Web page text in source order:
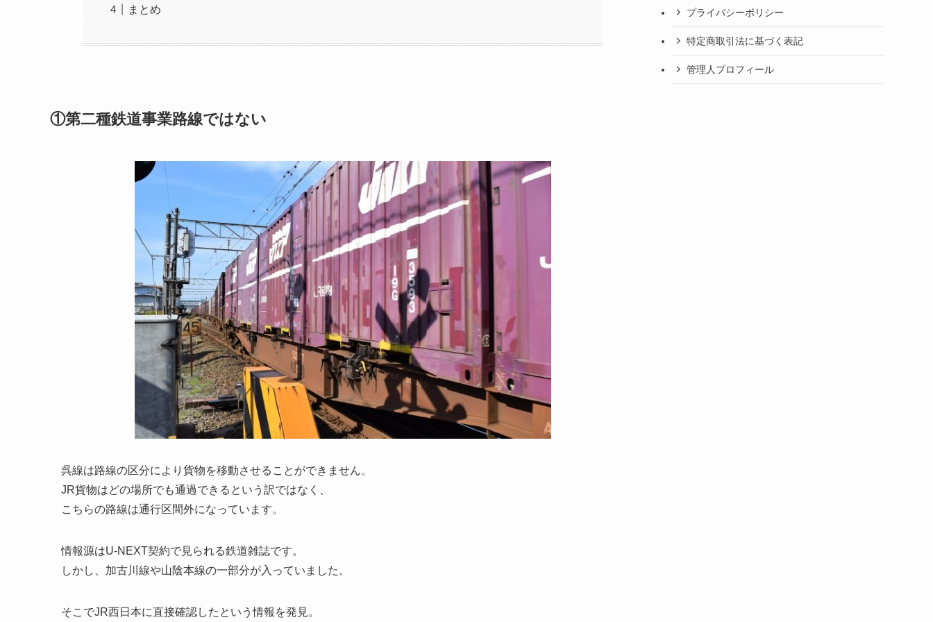
まとめ
①第二種鉄道事業路線ではない
呉線は路線の区分により貨物を移動させることができません。
JR貨物はどの場所でも通過できるという訳ではなく、
こちらの路線は通行区間外になっています。
情報源はU-NEXT契約で見られる鉄道雑誌です。
しかし、加古川線や山陰本線の一部分が入っていました。
そこでJR西日本に直接確認したという情報を発見。
プライバシーポリシー
特定商取引法に基づく表記
管理人プロフィール